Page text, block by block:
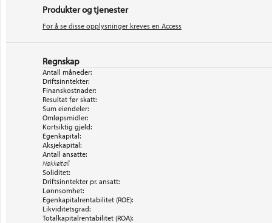
Produkter og tjenester
For å se disse opplysninger kreves en Access
Regnskap
Antall måneder:
Driftsinntekter:
Finanskostnader:
Resultat før skatt:
Sum eiendeler:
Omløpsmidler:
Kortsiktig gjeld:
Egenkapital:
Aksjekapital:
Antall ansatte:
Nøkkeltall
Soliditet:
Driftsinntekter pr. ansatt:
Lønnsomhet:
Egenkapitalrentabilitet (ROE):
Likviditetsgrad:
Totalkapitalrentabilitet (ROA):